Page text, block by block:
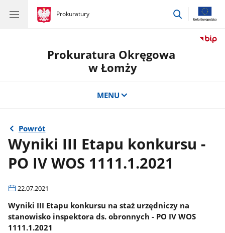
gov.pl
Prokuratury
gov.pl
Prokuratury
przejdź
Prokuratura Okręgowa
w Łomży
MENU
Powrót
Wyniki III Etapu konkursu -
PO IV WOS 1111.1.2021
22.07.2021
Wyniki III Etapu konkursu na staż urzędniczy na
stanowisko inspektora ds. obronnych - PO IV WOS
1111.1.2021